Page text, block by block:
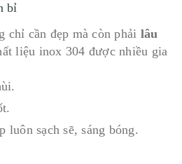
bỉ
chỉ cần đẹp mà còn phải lâu
liệu inox 304 được nhiều gia
luôn sạch sẽ, sáng bóng.